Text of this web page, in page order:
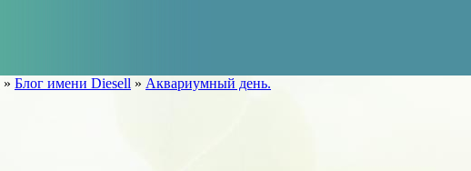
» Блог имени Diesell » Аквариумный день.